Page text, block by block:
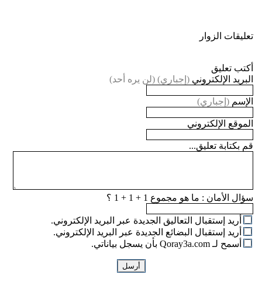
تعليقات الزوار
أكتب تعليق
البريد الإلكتروني (إجباري) (لن يره أحد)
الإسم (إجباري)
الموقع الإلكتروني
قم بكتابة تعليق...
سؤال الأمان : ما هو مجموع 1 + 1 + 1 ؟
أريد إستقبال التعاليق الجديدة عبر البريد الإلكتروني.
أريد إستقبال البضائع الجديدة عبر البريد الإلكتروني.
أسمح لـ Qoray3a.com بأن يسجل بياناتي.